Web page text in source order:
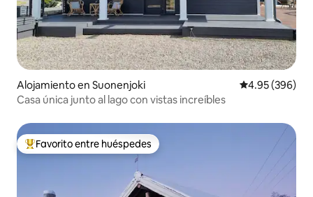
Alojamiento en Suonenjoki Calificación
4.95 (396)
Casa única junto al lago con vistas increíbles
Favorito entre huéspedes preferido
Favorito entre huéspedes